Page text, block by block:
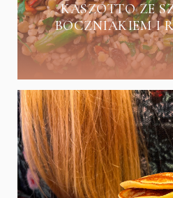
KASZOTTO ZE
BOCZNIAKIEM I